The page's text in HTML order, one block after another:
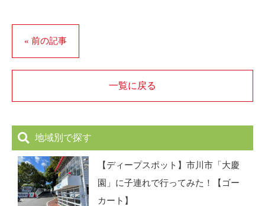
« 前の記事
一覧に戻る
地域別で探す
【ディープスポット】市川市「大慶
園」に子連れで行ってみた！【ゴー
カート】